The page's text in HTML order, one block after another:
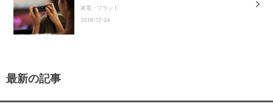
家電・ブランド
2019-12-24
最新の記事